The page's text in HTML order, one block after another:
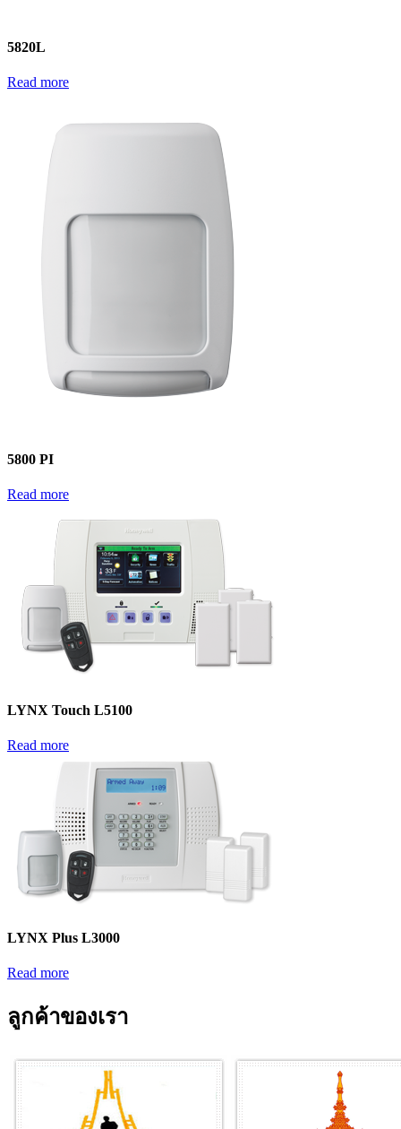
5820L
Read more
5800 PI
Read more
LYNX Touch L5100
Read more
LYNX Plus L3000
Read more
ลูกค้าของเรา